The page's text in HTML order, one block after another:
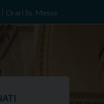
Orari Ss. Messe